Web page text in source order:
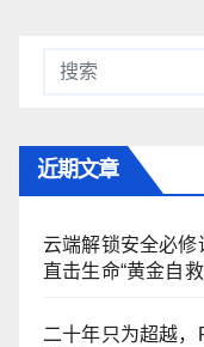
近期文章
云端解锁安全必
直击生命“黄金自
二十年只为超越